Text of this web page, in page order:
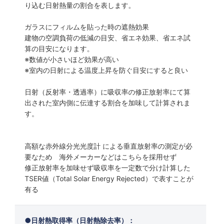
り込む日射熱量の割合を表します。
ガラスにフィルムを貼った時の遮熱効果
建物の空調負荷の低減の目安、省エネ効果、省エネ試
算の目安になります。
※数値が小さいほど効果が高い
※室内の日射による温度上昇を防ぐ目安にすると良い
日射（反射率・透過率）に吸収率の修正放射率にて算
出された室内側に伝達する割合を加味して計算されま
す。
高額な赤外線分光光度計 による垂直放射率の測定が必
要なため 海外メーカーなどはこちらを採用せず
修正放射率を加味せず吸収率を一定数で分け計算した
TSER値（Total Solar Energy Rejected）で表すことが
有る
日射熱取得率（日射熱除去率）：